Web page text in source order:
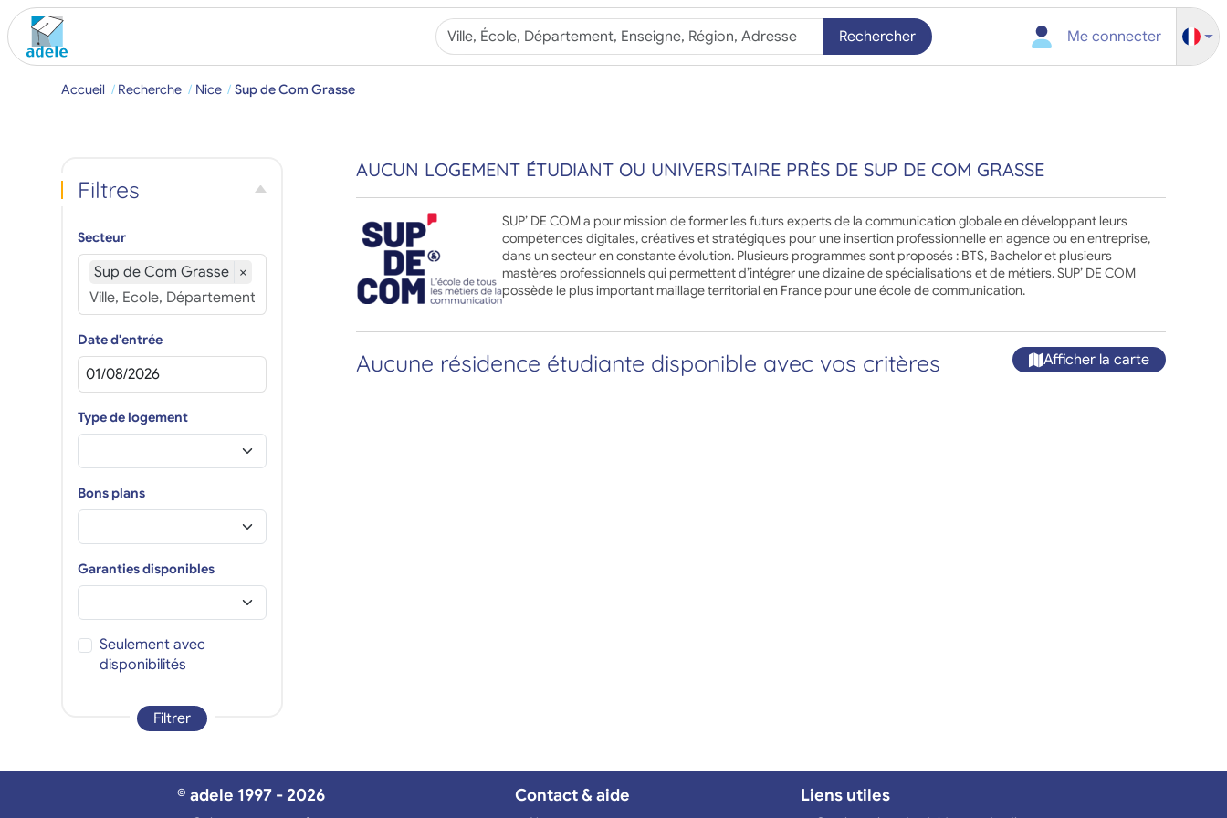
Rechercher Me connecter
Accueil Recherche Nice Sup de Com Grasse
AUCUN LOGEMENT ÉTUDIANT OU UNIVERSITAIRE PRÈS DE SUP DE COM GRASSE
SUP’ DE COM a pour mission de former les futurs experts de la communication globale en développant leurs
compétences digitales, créatives et stratégiques pour une insertion professionnelle en agence ou en entreprise,
dans un secteur en constante évolution. Plusieurs programmes sont proposés : BTS, Bachelor et plusieurs
mastères professionnels qui permettent d’intégrer une dizaine de spécialisations et de métiers. SUP’ DE COM
possède le plus important maillage territorial en France pour une école de communication.
Aucune résidence étudiante disponible avec vos critères Afficher la carte
Filtres
Secteur
Sup de Com Grasse ×
Date d'entrée
Type de logement
Bons plans
Garanties disponibles
Seulement avec
disponibilités
Filtrer
© adele 1997 - 2026 Contact & aide Liens utiles